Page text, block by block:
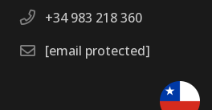
+34 983 218 360
[email protected]